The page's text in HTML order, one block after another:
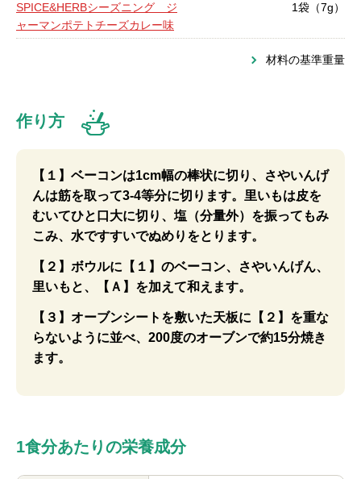
SPICE&HERBシーズニング ジ
ャーマンポテトチーズカレー味
1袋（7g）
材料の基準重量
作り方
【１】ベーコンは1cm幅の棒状に切り、さやいんげ
んは筋を取って3-4等分に切ります。里いもは皮を
むいてひと口大に切り、塩（分量外）を振ってもみ
こみ、水ですすいでぬめりをとります。
【２】ボウルに【１】のベーコン、さやいんげん、
里いもと、【Ａ】を加えて和えます。
【３】オーブンシートを敷いた天板に【２】を重な
らないように並べ、200度のオーブンで約15分焼き
ます。
1食分あたりの栄養成分